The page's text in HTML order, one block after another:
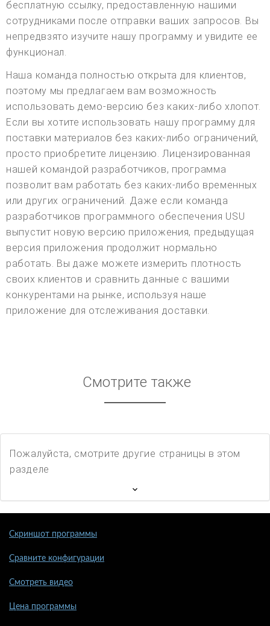
бесплатную ссылку, предоставленную нашими
сотрудниками после отправки ваших запросов. Вы
непредвзято изучите нашу программу и увидите ее
функционал.
Наша команда полностью открыта для клиентов,
поэтому мы предлагаем вам возможность
использовать демо-версию без каких-либо хлопот.
Если вы хотите использовать нашу программу для
поставки материалов без каких-либо ограничений,
просто приобретите лицензию. Лицензированная
нашей командой разработчиков, программа
позволит вам работать без каких-либо временных
или других ограничений. Даже если команда
разработчиков программного обеспечения USU
выпустит новую версию приложения, предыдущая
версия приложения продолжит нормально
работать. Вы даже можете измерить плотность
своих клиентов и сравнить данные с вашими
конкурентами на рынке, используя наше
приложение для отслеживания доставки.
Смотрите также
Пожалуйста, смотрите другие страницы в этом
разделе
Скриншот программы
Сравните конфигурации
Смотреть видео
Цена программы